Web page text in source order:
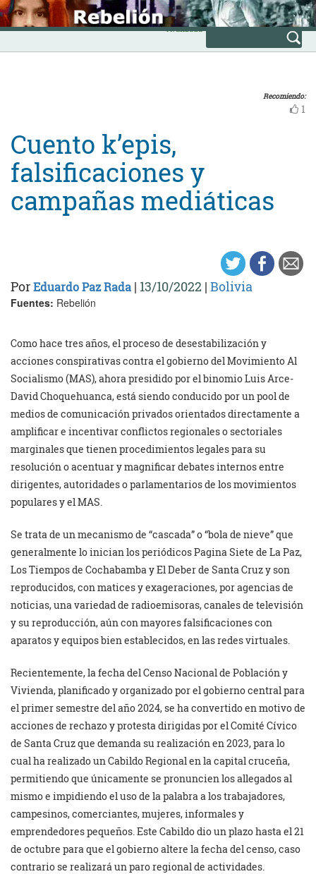
Skip
to
content
INICIO
Avanzada
Recomiendo:
1
Cuento k’epis,
falsificaciones y
campañas mediáticas
PorEduardo Paz Rada | 13/10/2022 | Bolivia
Fuentes: Rebelión
Como hace tres años, el proceso de desestabilización y
acciones conspirativas contra el gobierno del Movimiento Al
Socialismo (MAS), ahora presidido por el binomio Luis Arce-
David Choquehuanca, está siendo conducido por un pool de
medios de comunicación privados orientados directamente a
amplificar e incentivar conflictos regionales o sectoriales
marginales que tienen procedimientos legales para su
resolución o acentuar y magnificar debates internos entre
dirigentes, autoridades o parlamentarios de los movimientos
populares y el MAS.
Se trata de un mecanismo de “cascada” o “bola de nieve” que
generalmente lo inician los periódicos Pagina Siete de La Paz,
Los Tiempos de Cochabamba y El Deber de Santa Cruz y son
reproducidos, con matices y exageraciones, por agencias de
noticias, una variedad de radioemisoras, canales de televisión
y su reproducción, aún con mayores falsificaciones con
aparatos y equipos bien establecidos, en las redes virtuales.
Recientemente, la fecha del Censo Nacional de Población y
Vivienda, planificado y organizado por el gobierno central para
el primer semestre del año 2024, se ha convertido en motivo de
acciones de rechazo y protesta dirigidas por el Comité Cívico
de Santa Cruz que demanda su realización en 2023, para lo
cual ha realizado un Cabildo Regional en la capital cruceña,
permitiendo que únicamente se pronuncien los allegados al
mismo e impidiendo el uso de la palabra a los trabajadores,
campesinos, comerciantes, mujeres, informales y
emprendedores pequeños. Este Cabildo dio un plazo hasta el 21
de octubre para que el gobierno altere la fecha del censo, caso
contrario se realizará un paro regional de actividades.